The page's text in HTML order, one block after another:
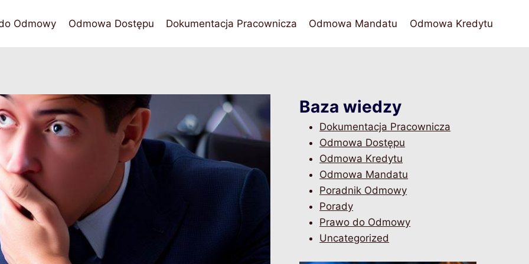
Odmowy Odmowa Dostępu Dokumentacja Pracownicza Odmowa Mandatu Odmowa Kredytu
Baza wiedzy
Dokumentacja Pracownicza
Odmowa Dostępu
Odmowa Kredytu
Odmowa Mandatu
Poradnik Odmowy
Porady
Prawo do Odmowy
Uncategorized